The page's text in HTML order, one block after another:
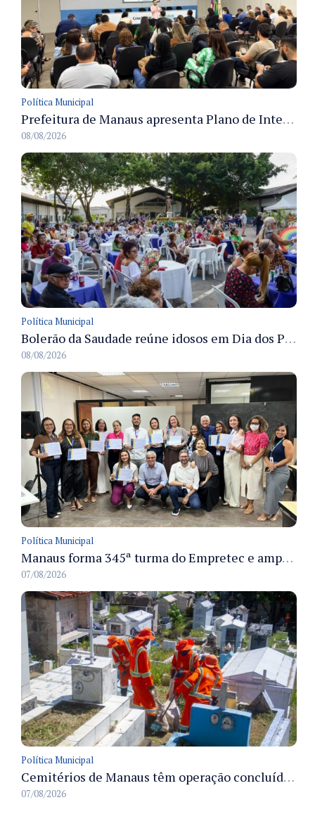
Política Municipal
Prefeitura de Manaus apresenta Plano de Integridade da CGM e qualifica servidores para governança e conformidade no biênio 2027-2028
08/08/2026
Política Municipal
Bolerão da Saudade reúne idosos em Dia dos Pais promovido pela Fundação Dr. Thomas em Manaus
08/08/2026
Política Municipal
Manaus forma 345ª turma do Empretec e amplia qualificação de empreendedores na cidade
07/08/2026
Política Municipal
Cemitérios de Manaus têm operação concluída e estrutura pronta para receber famílias no Dia dos Pais
07/08/2026